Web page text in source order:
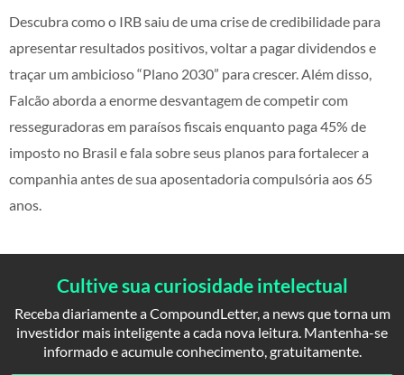
Descubra como o IRB saiu de uma crise de credibilidade para
apresentar resultados positivos, voltar a pagar dividendos e
traçar um ambicioso “Plano 2030” para crescer. Além disso,
Falcão aborda a enorme desvantagem de competir com
resseguradoras em paraísos fiscais enquanto paga 45% de
imposto no Brasil e fala sobre seus planos para fortalecer a
companhia antes de sua aposentadoria compulsória aos 65
anos.
Cultive sua curiosidade intelectual
Receba diariamente a CompoundLetter, a news que torna um
investidor mais inteligente a cada nova leitura. Mantenha-se
informado e acumule conhecimento, gratuitamente.